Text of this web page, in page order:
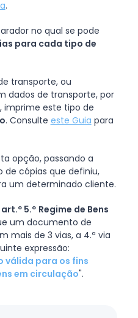
.
no qual se pode
para cada tipo de
transporte, ou
dados de transporte, por
imprime este tipo de
. Consulte este Guia para
opção, passando a
de cópias que definiu,
um determinado cliente.
art.º 5.º Regime de Bens
um documento de
mais de 3 vias, a 4.ª via
expressão:
válida para os fins
em circulação".